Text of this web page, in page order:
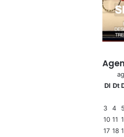
Dl Dt
3
4 5
10 11
17 18